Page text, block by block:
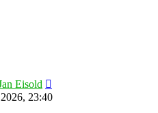
Eisold
23:40